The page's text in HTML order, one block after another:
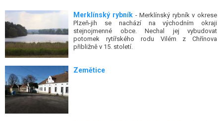
Merklínský rybník - Merklínský rybník v okrese
Plzeň-jih se nachází na východním okraji
stejnojmenné obce. Nechal jej vybudovat
potomek rytířského rodu Vilém z Chřínova
přibližně v 15. století.
Zemětice